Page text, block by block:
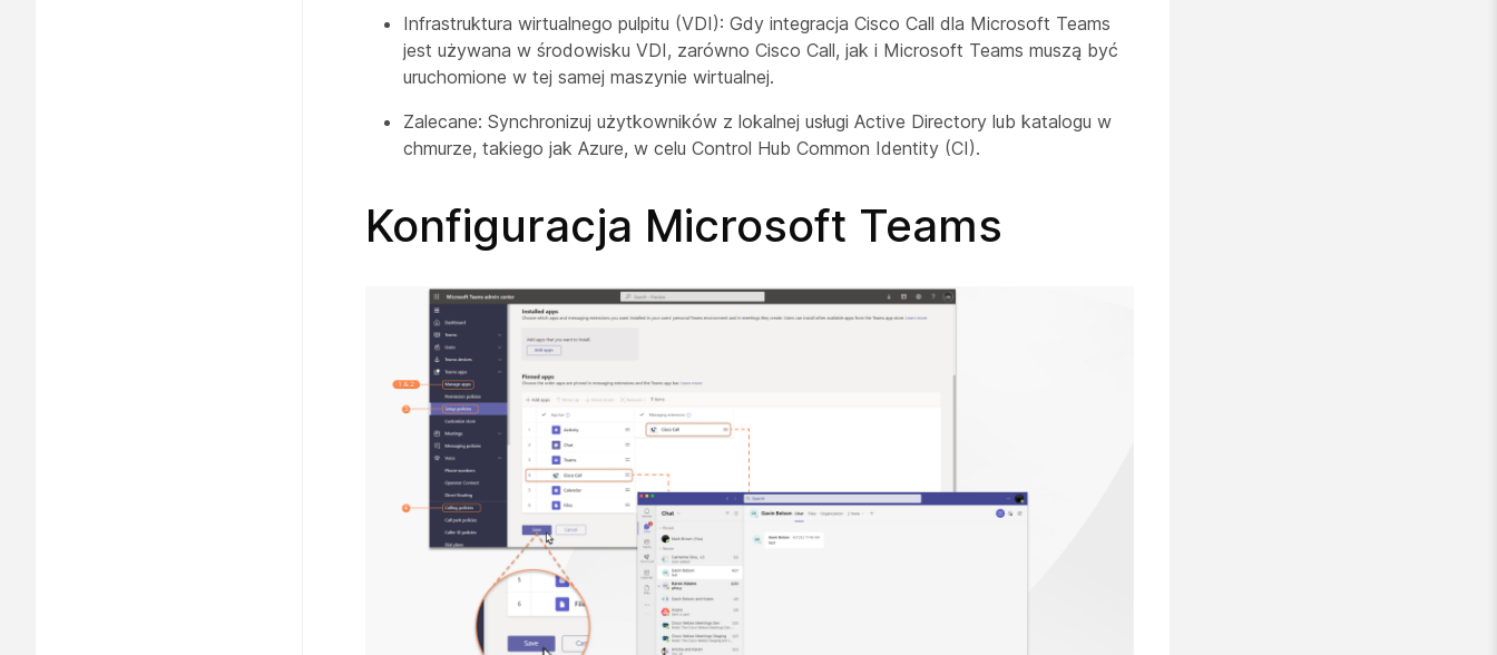
Infrastruktura wirtualnego pulpitu (VDI): Gdy integracja Cisco Call dla Microsoft Teams
jest używana w środowisku VDI, zarówno Cisco Call, jak i Microsoft Teams muszą być
uruchomione w tej samej maszynie wirtualnej.
Zalecane: Synchronizuj użytkowników z lokalnej usługi Active Directory lub katalogu w
chmurze, takiego jak Azure, w celu Control Hub Common Identity (CI).
Konfiguracja Microsoft Teams